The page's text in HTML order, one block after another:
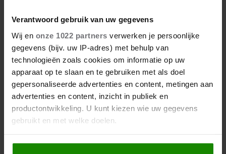
Verantwoord gebruik van uw gegevens
Wij en onze 1022 partners verwerken je persoonlijke
gegevens (bijv. uw IP-adres) met behulp van
technologieën zoals cookies om informatie op uw
apparaat op te slaan en te gebruiken met als doel
gepersonaliseerde advertenties en content, metingen aan
advertenties en content, inzicht in publiek en
productontwikkeling. U kunt kiezen wie uw gegevens
gebruikt en met welke doelen.
Als u het toestaat, willen we ook graag: